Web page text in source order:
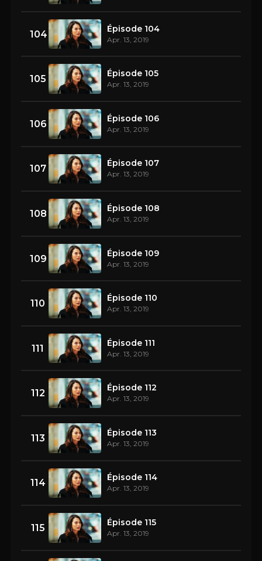
104 Épisode 104
Apr. 13, 2019
105 Épisode 105
Apr. 13, 2019
106 Épisode 106
Apr. 13, 2019
107 Épisode 107
Apr. 13, 2019
108 Épisode 108
Apr. 13, 2019
109 Épisode 109
Apr. 13, 2019
110 Épisode 110
Apr. 13, 2019
111 Épisode 111
Apr. 13, 2019
112 Épisode 112
Apr. 13, 2019
113 Épisode 113
Apr. 13, 2019
114 Épisode 114
Apr. 13, 2019
115 Épisode 115
Apr. 13, 2019